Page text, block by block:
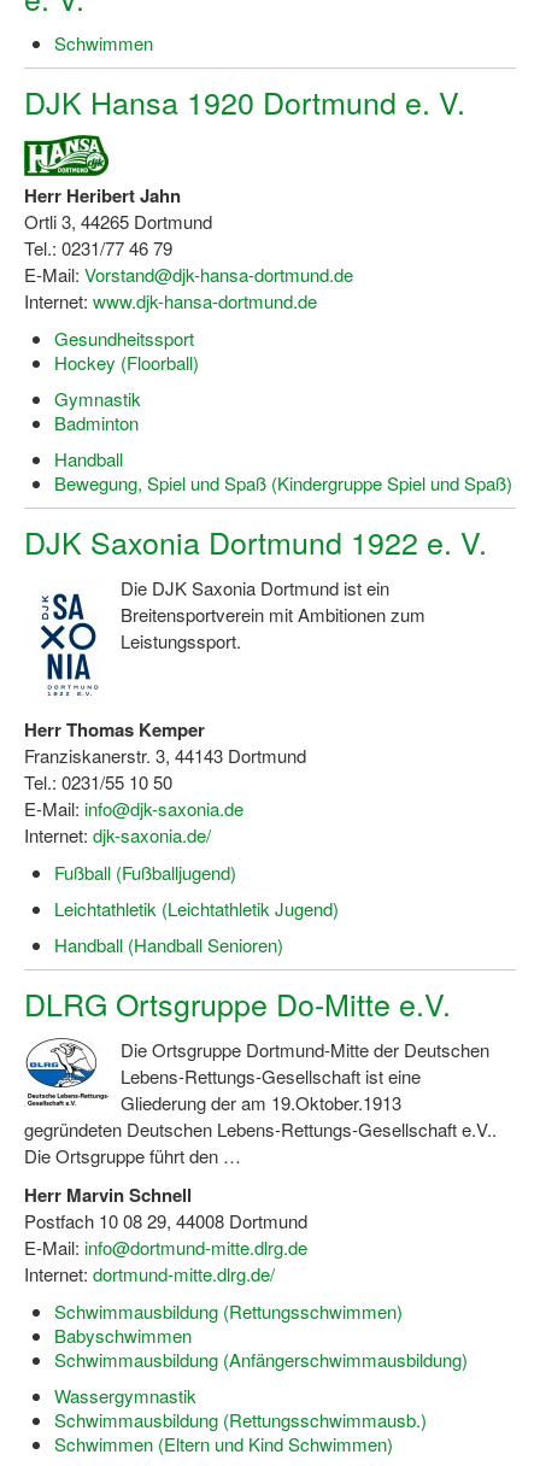
Schwimmen
DJK Hansa 1920 Dortmund e. V.
Herr Heribert Jahn
Ortli 3, 44265 Dortmund
Tel.: 0231/77 46 79
E-Mail: Vorstand@djk-hansa-dortmund.de
Internet: www.djk-hansa-dortmund.de
Gesundheitssport
Hockey (Floorball)
Gymnastik
Badminton
Handball
Bewegung, Spiel und Spaß (Kindergruppe Spiel und Spaß)
DJK Saxonia Dortmund 1922 e. V.
Die DJK Saxonia Dortmund ist ein
Breitensportverein mit Ambitionen zum
Leistungssport.
Herr Thomas Kemper
Franziskanerstr. 3, 44143 Dortmund
Tel.: 0231/55 10 50
E-Mail: info@djk-saxonia.de
Internet: djk-saxonia.de/
Fußball (Fußballjugend)
Leichtathletik (Leichtathletik Jugend)
Handball (Handball Senioren)
DLRG Ortsgruppe Do-Mitte e.V.
Die Ortsgruppe Dortmund-Mitte der Deutschen
Lebens-Rettungs-Gesellschaft ist eine
Gliederung der am 19.Oktober.1913
gegründeten Deutschen Lebens-Rettungs-Gesellschaft e.V..
Die Ortsgruppe führt den …
Herr Marvin Schnell
Postfach 10 08 29, 44008 Dortmund
E-Mail: info@dortmund-mitte.dlrg.de
Internet: dortmund-mitte.dlrg.de/
Schwimmausbildung (Rettungsschwimmen)
Babyschwimmen
Schwimmausbildung (Anfängerschwimmausbildung)
Wassergymnastik
Schwimmausbildung (Rettungsschwimmausb.)
Schwimmen (Eltern und Kind Schwimmen)